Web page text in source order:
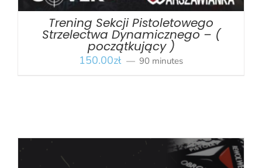
Trening Sekcji Pistoletowego
Strzelectwa Dynamicznego – (
początkujący )
150.00zł 90 minutes